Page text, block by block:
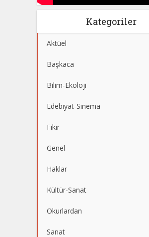
Kategoriler
Aktüel
Başkaca
Bilim-Ekoloji
Edebiyat-Sinema
Fikir
Genel
Haklar
Kültür-Sanat
Okurlardan
Sanat